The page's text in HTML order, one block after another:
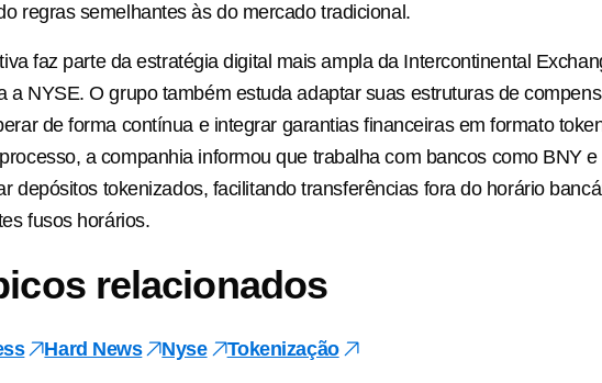
regras semelhantes às do mercado tradicional.
faz parte da estratégia digital mais ampla da Intercontinental
a NYSE. O grupo também estuda adaptar suas estruturas de
de forma contínua e integrar garantias financeiras em formato
a companhia informou que trabalha com bancos como BNY
depósitos tokenizados, facilitando transferências fora do horário
fusos horários.
relacionados
Hard News Nyse Tokenização